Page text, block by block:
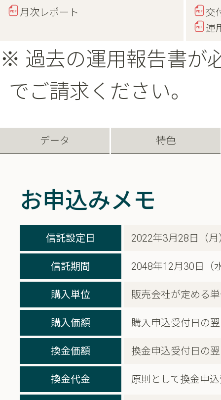
月次レポート
交
運
※ 過去の運用報告書が
でご請求ください。
データ 特色
お申込みメモ
信託設定日 2022年3月28日（月
信託期間 2048年12月30日（
購入単位 販売会社が定める
購入価額 購入申込受付日の
換金価額 換金申込受付日の
換金代金 原則として換金申